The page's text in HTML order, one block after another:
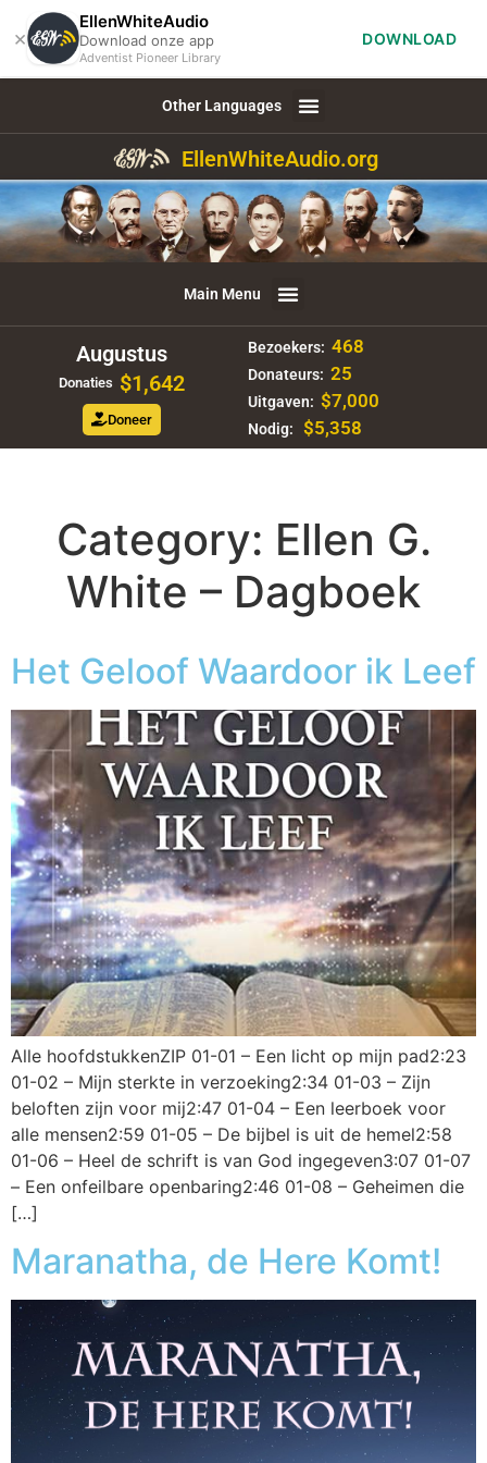
×
EllenWhiteAudio
Download onze app
Adventist Pioneer Library
DOWNLOAD
Other Languages
EllenWhiteAudio.org
Main Menu
Augustus
Donaties $1,642
Doneer
Bezoekers: 468
Donateurs: 25
Uitgaven: $7,000
Nodig: $5,358
Category: Ellen G.
White – Dagboek
Het Geloof Waardoor ik Leef
Alle hoofdstukkenZIP 01-01 – Een licht op mijn pad2:23
01-02 – Mijn sterkte in verzoeking2:34 01-03 – Zijn
beloften zijn voor mij2:47 01-04 – Een leerboek voor
alle mensen2:59 01-05 – De bijbel is uit de hemel2:58
01-06 – Heel de schrift is van God ingegeven3:07 01-07
– Een onfeilbare openbaring2:46 01-08 – Geheimen die
[…]
Maranatha, de Here Komt!